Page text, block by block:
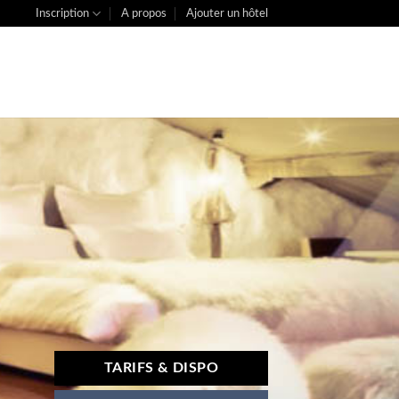
Inscription A propos Ajouter un hôtel
TARIFS & DISPO